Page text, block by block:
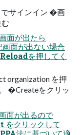
サインイン �画
が出たら
面が出ない場合
を押してく
organization を押
�Createをクリッ
が出るので
クリックして